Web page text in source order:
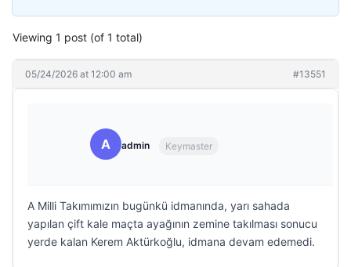
Viewing 1 post (of 1 total)
05/24/2026 at 12:00 am #13551
A admin Keymaster
A Milli Takımımızın bugünkü idmanında, yarı sahada
yapılan çift kale maçta ayağının zemine takılması sonucu
yerde kalan Kerem Aktürkoğlu, idmana devam edemedi.